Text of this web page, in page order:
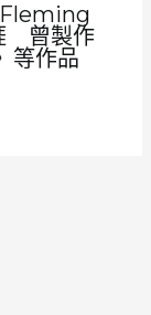
曾製作
等作品